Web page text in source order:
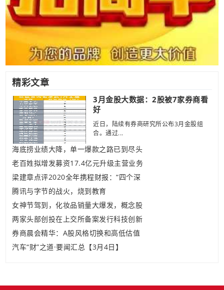
精彩文章
3月金股大数据：2股被7家券商看
好
近日，陆续有券商研究所公布3月金股组
合。通过...
海底捞业绩大降，单一爆款之路已到尽头
老百姓拟增发募资17.4亿元升级主营业务
梁建章点评2020全年携程财报：“四个深
腾讯与字节的战火，烧到教育
女神节驾到，化妆品销量大爆发，概念股
两家头部创投在上交所备案发行科技创新
券商晨会精华：A股风格切换和高低估值
汽车“财”之道·要闻汇总【3月4日】